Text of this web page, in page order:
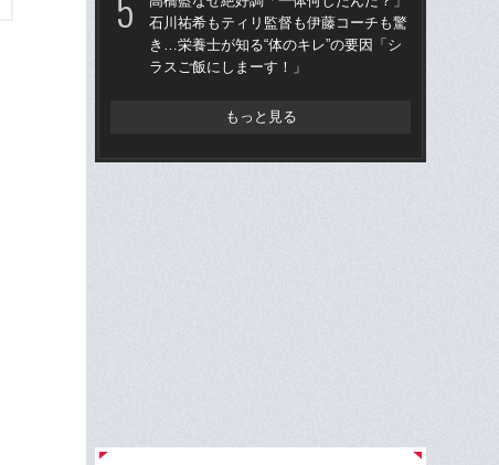
石川祐希もティリ監督も伊藤コーチも驚
き…栄養士が知る“体のキレ”の要因「シ
ラスご飯にしまーす！」
もっと見る